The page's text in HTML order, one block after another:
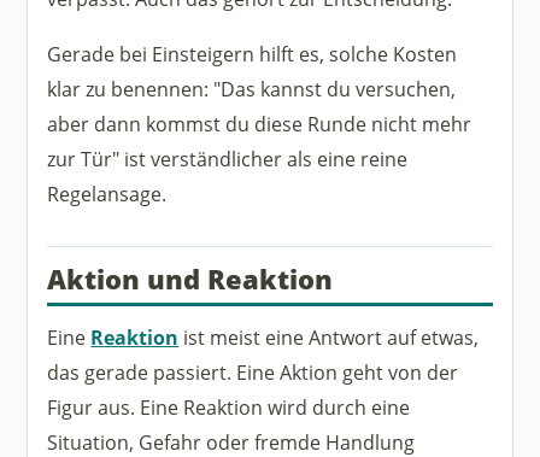
Gerade bei Einsteigern hilft es, solche Kosten
klar zu benennen: "Das kannst du versuchen,
aber dann kommst du diese Runde nicht mehr
zur Tür" ist verständlicher als eine reine
Regelansage.
Aktion und Reaktion
Eine Reaktion ist meist eine Antwort auf etwas,
das gerade passiert. Eine Aktion geht von der
Figur aus. Eine Reaktion wird durch eine
Situation, Gefahr oder fremde Handlung